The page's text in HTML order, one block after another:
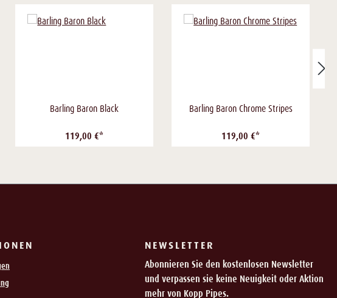
Barling Baron Black
119,00 €*
Barling Baron Chrome Stripes
119,00 €*
NEWSLETTER
Abonnieren Sie den kostenlosen Newsletter
und verpassen sie keine Neuigkeit oder Aktion
mehr von Kopp Pipes.